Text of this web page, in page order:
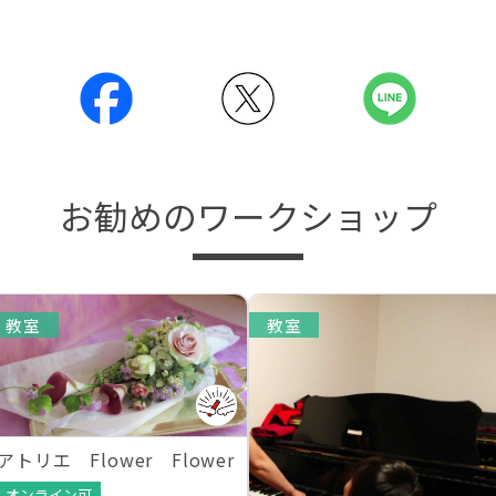
お勧めのワークショップ
教室
トリエ Flower Flower
教室